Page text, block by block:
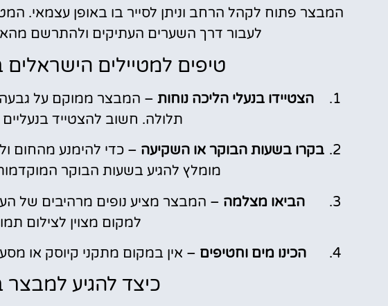
המבצר פתוח לקהל הרחב וניתן לסייר בו באופן עצמאי.
לעבור דרך השערים העתיקים ולהתרשם
טיפים למטיילים
הצטיידו בנעלי הליכה נוחות – המבצר ממוקם על גבעה
תלולה. חשוב להצטייד בנעליים
בקרו בשעות הבוקר או השקיעה – כדי להימנע מהחום
מומלץ להגיע בשעות הבוקר
הביאו מצלמה – המבצר מציע נופים מרהיבים של
למקום מצוין לצילום
הכינו מים וחטיפים – אין במקום מתקני קיוסק או
כיצד להגיע